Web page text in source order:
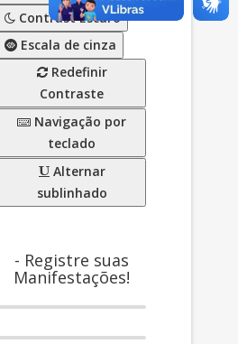
Contrast Escuro
Escala de cinza
Redefinir
Contraste
Navigação por
teclado
Alternar
sublinhado
- Registre suas
Manifestações!